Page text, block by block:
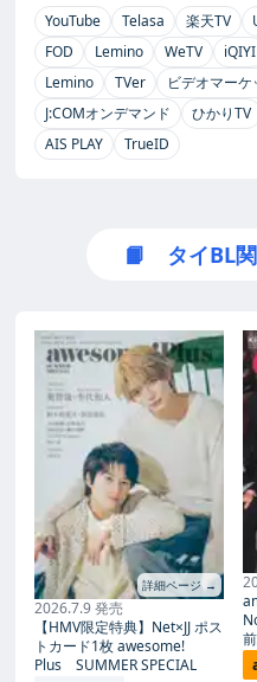
YouTube Telasa 楽天TV
FOD
Lemino WeTV iQIYI
Lemino
TVer ビデオマーケ
J:COMオンデマンド
ひかりTV
AIS PLAY
TrueID
📙 タイBL
詳細ページ →
2026.7.9 発売
【HMV限定特典】Net×JJ ポス
トカード1枚 awesome!
Plus SUMMER SPECIAL